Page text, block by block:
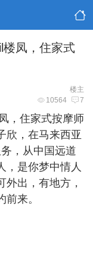
楼凤，住家式
楼主
10564 7
，住家式按摩师
欣，在马来西亚
，从中国远道
，是你梦中情人
出，有地方，
来。